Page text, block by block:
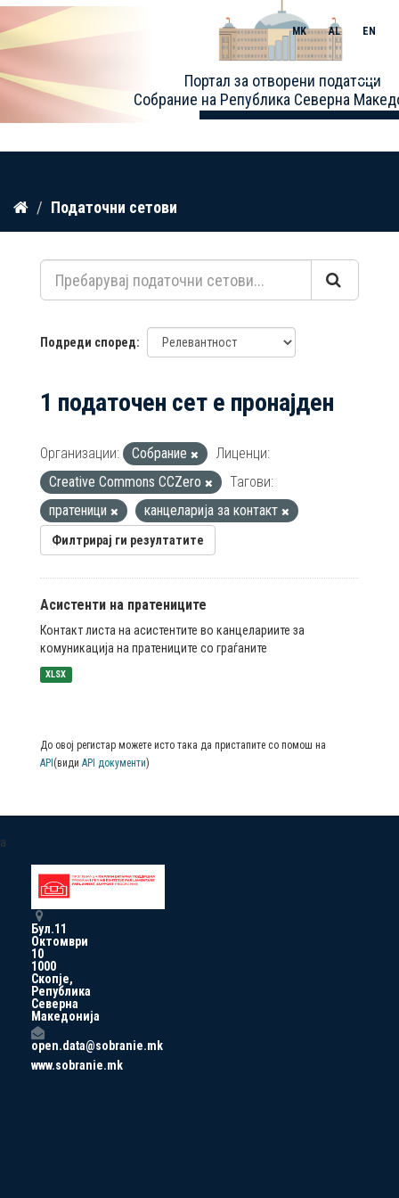
Прескокнете
содржина
Портал за отворени податоци
Собрание на Република Северна
MK AL EN
Toggle
Податочни сетови
Подреди според
1 податочен сет е пронајден
Организации: Собрание
Лиценци:
Creative Commons CCZero
Тагови:
пратеници
канцеларија за контакт
Филтрирај ги резултатите
Асистенти на пратениците
Контакт листа на асистентите во канцелариите за
комуникација на пратениците со граѓаните
XLSX
До овој регистар можете исто така да пристапите со помош на
API (види API документи)
a
Бул.11
Октомври
10
1000
Скопје,
Република
Северна
Македонија
open.data@sobranie.mk
www.sobranie.mk